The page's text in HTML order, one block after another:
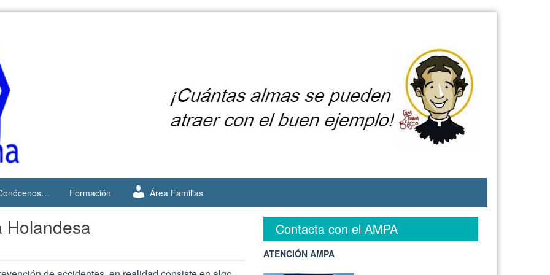
Formación Área Familias
Holandesa Contacta con el AMPA
ATENCIÓN AMPA